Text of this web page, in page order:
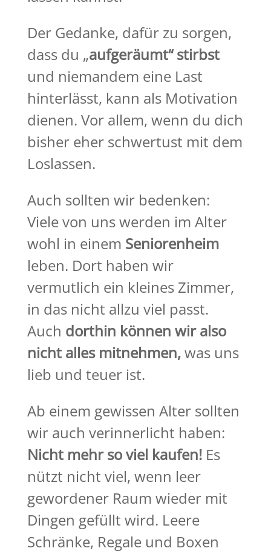
Der Gedanke, dafür zu sorgen,
dass du „aufgeräumt“ stirbst
und niemandem eine Last
hinterlässt, kann als Motivation
dienen. Vor allem, wenn du dich
bisher eher schwertust mit dem
Loslassen.
Auch sollten wir bedenken:
Viele von uns werden im Alter
wohl in einem Seniorenheim
leben. Dort haben wir
vermutlich ein kleines Zimmer,
in das nicht allzu viel passt.
Auch dorthin können wir also
nicht alles mitnehmen,was uns
lieb und teuer ist.
Ab einem gewissen Alter sollten
wir auch verinnerlicht haben:
Nicht mehr so viel kaufen!Es
nützt nicht viel, wenn leer
gewordener Raum wieder mit
Dingen gefüllt wird. Leere
Schränke, Regale und Boxen